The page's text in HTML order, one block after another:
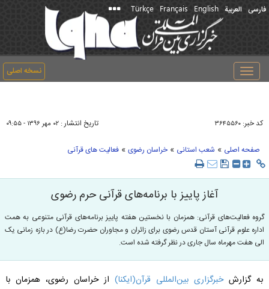
فارسی العربیة English
Français
Türkçe
نسخه اصلی
Toggle
navigation
کد خبر: ۳۶۴۵۵۶۰ تاریخ انتشار : ۰۲ مهر ۱۳۹۶ - ۰۹:۵۵
صفحه اصلی » شعب استانی » خراسان رضوی » فعالیت های قرآنی
آغاز پاییز با برنامه‌های قرآنی حرم رضوی
گروه فعالیت‌های قرآنی: همزمان با نخستین هفته پاییز برنامه‌های قرآنی متنوعی به‌ همت
اداره علوم قرآنی آستان قدس رضوی برای زائران و مجاوران حضرت رضا(ع) در بازه زمانی یک
الی هفت مهرماه سال جاری در نظر گرفته شده است.
به گزارشخبرگزاری بین‌المللی قرآن(ایکنا) از خراسان رضوی، همزمان با